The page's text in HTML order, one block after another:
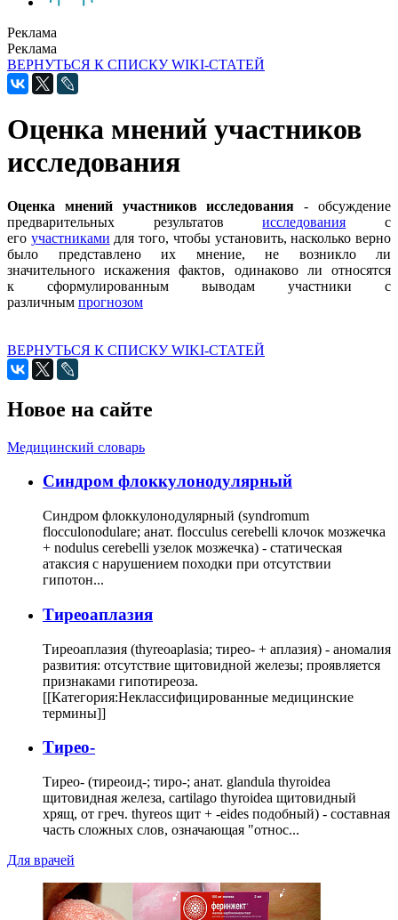
Реклама
Реклама
ВЕРНУТЬСЯ К СПИСКУ WIKI-СТАТЕЙ
Оценка мнений участников
исследования
Оценка мнений участников исследования - обсуждение
предварительных результатовисследования с
его участниками для того, чтобы установить, насколько верно
было представлено их мнение, не возникло ли
значительного искажения фактов, одинаково ли относятся
к сформулированным выводам участники с
различным прогнозом
ВЕРНУТЬСЯ К СПИСКУ WIKI-СТАТЕЙ
Новое на сайте
Медицинский словарь
Cиндром флоккулонодулярный
Синдром флоккулонодулярный (syndromum
flocculonodulare; анат. flocculus cerebelli клочок мозжечка
+ nodulus cerebelli узелок мозжечка) - статическая
атаксия с нарушением походки при отсутствии
гипотон...
Тиреоаплазия
Тиреоаплазия (thyreoaplasia; тирео- + аплазия) - аномалия
развития: отсутствие щитовидной железы; проявляется
признаками гипотиреоза.
[[Категория:Неклассифицированные медицинские
термины]]
Тирео-
Тирео- (тиреоид-; тиро-; анат. glandula thyroidea
щитовидная железа, cartilago thyroidea щитовидный
хрящ, от греч. thyreos щит + -eides подобный) - составная
часть сложных слов, означающая "относ...
Для врачей